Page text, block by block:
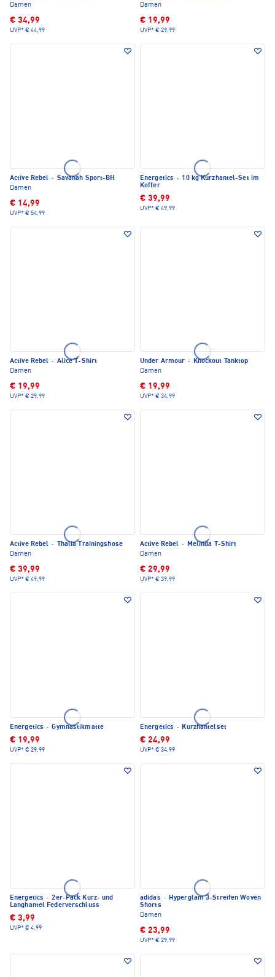
Damen
€ 34,99
UVP* € 44,99
Damen
€ 19,99
UVP* € 29,99
Active Rebel · Savanah Sport-BH
Damen
€ 14,99
UVP* € 54,99
Energetics · 10 kg Kurzhantel-Set im
Koffer
€ 39,99
UVP* € 49,99
Active Rebel · Alice T-Shirt
Damen
€ 19,99
UVP* € 29,99
Under Armour ·
Knockout Tanktop
Damen
€ 19,99
UVP* € 34,99
Active Rebel ·
Thalia Trainingshose
Damen
€ 39,99
UVP* € 49,99
Active Rebel ·
Melinda T-Shirt
Damen
€ 29,99
UVP* € 39,99
Energetics · Gymnastikmatte
€ 19,99
UVP* € 29,99
Energetics · Kurzhantelset
€ 24,99
UVP* € 34,99
Energetics · 2er-Pack Kurz- und
Langhantel Federverschluss
€ 3,99
UVP* € 4,99
adidas · Hyperglam 3-Streifen Woven
Shorts
Damen
€ 23,99
UVP* € 29,99